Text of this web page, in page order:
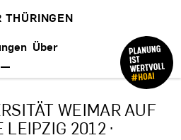
THÜRINGEN
Über
WEIMAR AUF
2012 ·